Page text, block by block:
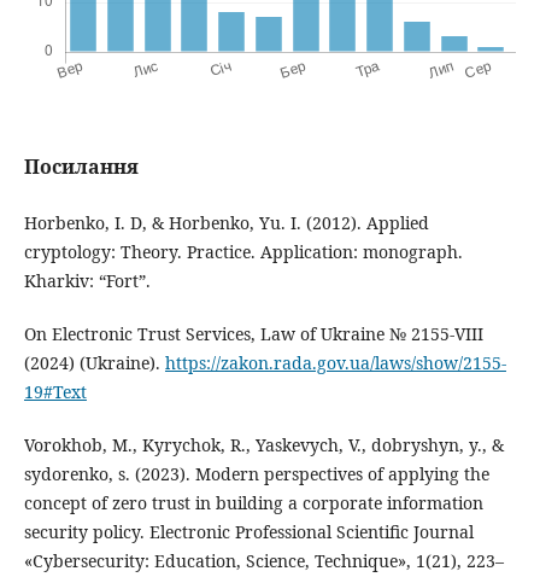
Посилання
Horbenko, I. D, & Horbenko, Yu. I. (2012). Applied
cryptology: Theory. Practice. Application: monograph.
Kharkiv: “Fort”.
On Electronic Trust Services, Law of Ukraine № 2155-VIII
(2024) (Ukraine). https://zakon.rada.gov.ua/laws/show/2155-
19#Text
Vorokhob, M., Kyrychok, R., Yaskevych, V., dobryshyn, y., &
sydorenko, s. (2023). Modern perspectives of applying the
concept of zero trust in building a corporate information
security policy. Electronic Professional Scientific Journal
«Cybersecurity: Education, Science, Technique», 1(21), 223–